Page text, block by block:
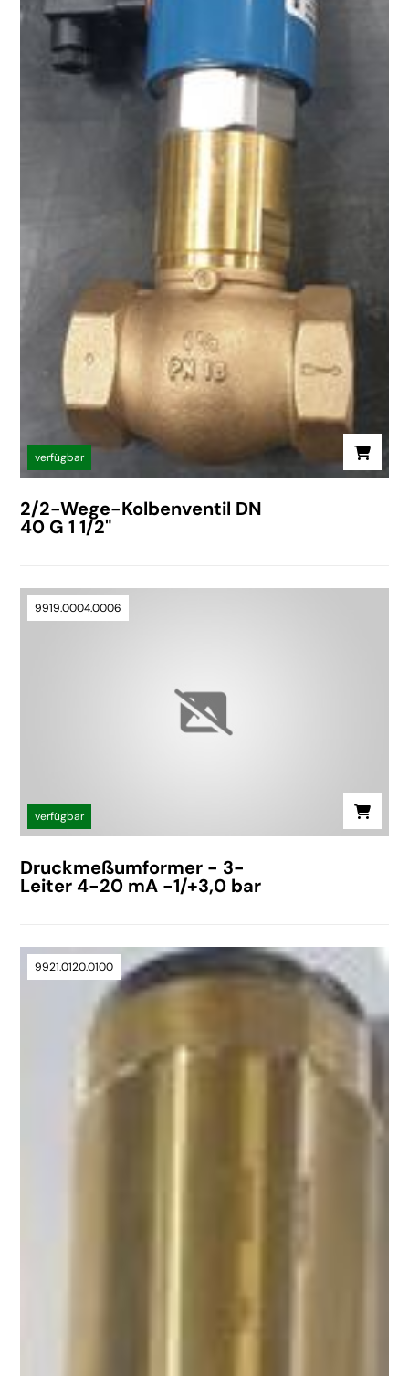
verfügbar
2/2-Wege-Kolbenventil DN
40 G 1 1/2"
9919.0004.0006
verfügbar
Druckmeßumformer - 3-
Leiter 4-20 mA -1/+3,0 bar
9921.0120.0100